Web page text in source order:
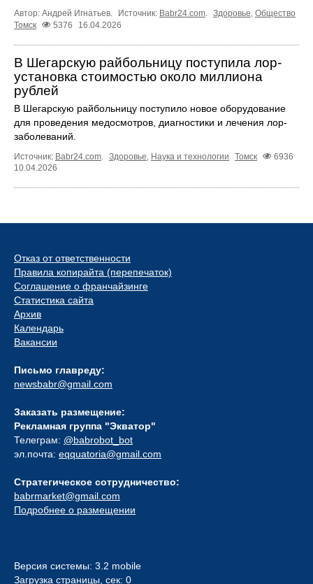
Автор: Андрей Игнатьев. Источник: Babr24.com. Здоровье, Общество
Томск
5376 16.04.2026
В Шегарскую райбольницу поступила лор-
установка стоимостью около миллиона
рублей
В Шегарскую райбольницу поступило новое оборудование
для проведения медосмотров, диагностики и лечения лор-
заболеваний.
Источник: Babr24.com. Здоровье, Наука и технологии Томск
6936
10.04.2026
Отказ от ответственности
Правила копирайта (перепечаток)
Соглашение о франчайзинге
Статистика сайта
Архив
Календарь
Вакансии
Письмо главреду:
newsbabr@gmail.com
Заказать размещение:
Рекламная группа "Экватор"
Телеграм: @babrobot_bot
эл.почта: eqquatoria@gmail.com
Стратегическое сотрудничество:
babrmarket@gmail.com
Подробнее о размещении
Версия системы: 3.2 mobile
Загрузка страницы, сек: 0